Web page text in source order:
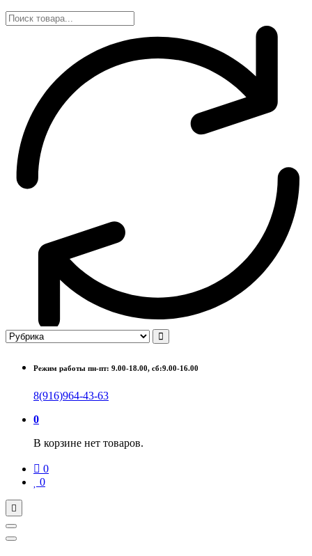
Режим работы пн-пт: 9.00-18.00, сб:9.00-16.00
8(916)964-43-63
0
В корзине нет товаров.
0
0